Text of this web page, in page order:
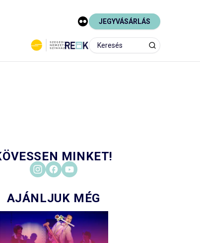
JEGYVÁSÁRLÁS
MINKET!
AJÁNLJUK MÉG